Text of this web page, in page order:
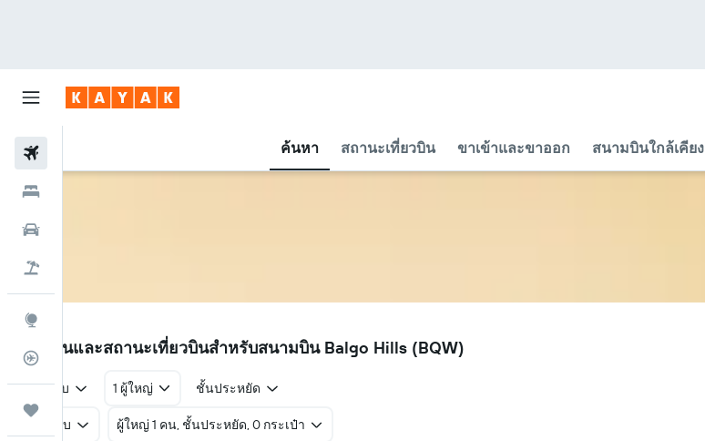
ค้นหา สถานะเที่ยวบิน ขาเข้าและขาออก สนามบินใกล้เคียง
ติดตามเที่ยวบิน
BQW
เที่ยวบินและสถานะเที่ยวบินสำหรับสนามบิน Balgo Hills (BQW)
ไป-กลับ 1 ผู้ใหญ่ ชั้นประหยัด
ไป-กลับ ผู้ใหญ่ 1 คน, ชั้นประหยัด, 0 กระเป๋า